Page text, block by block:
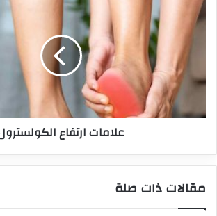
علامات ارتفاع
مقالات ذات صلة